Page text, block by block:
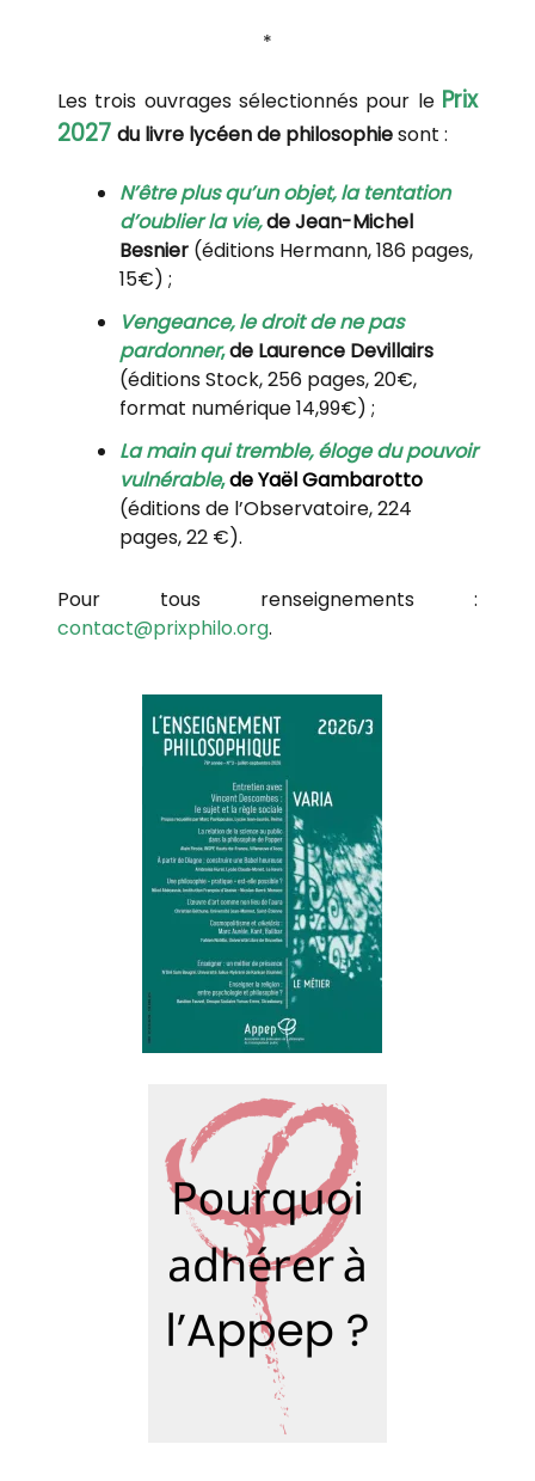
*
Les trois ouvrages sélectionnés pour le Prix
2027du livre lycéen de philosophiesont :
N’être plus qu’un objet, la tentation
d’oublier la vie,de Jean-Michel
Besnier(éditions Hermann, 186 pages,
15€) ;
Vengeance, le droit de ne pas
pardonner,de Laurence Devillairs
(éditions Stock, 256 pages, 20€,
format numérique 14,99€) ;
La main qui tremble, éloge du pouvoir
vulnérable,de Yaël Gambarotto
(éditions de l’Observatoire, 224
pages, 22 €).
Pour tous renseignements :
contact@prixphilo.org.